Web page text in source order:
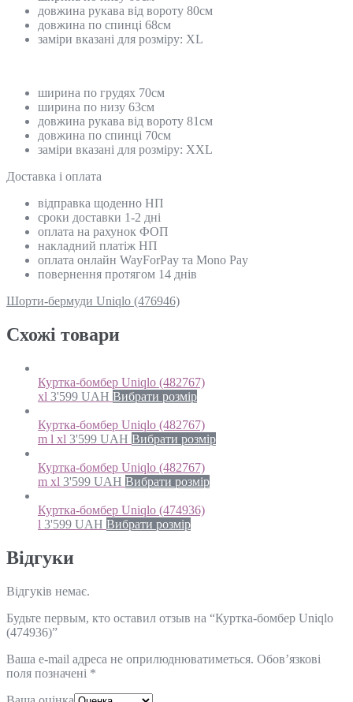
довжина рукава від вороту 80см
довжина по спинці 68см
заміри вказані для розміру: XL
ширина по грудях 70см
ширина по низу 63см
довжина рукава від вороту 81см
довжина по спинці 70см
заміри вказані для розміру: XXL
Доставка і оплата
відправка щоденно НП
сроки доставки 1-2 дні
оплата на рахунок ФОП
накладний платіж НП
оплата онлайн WayForPay та Mono Pay
повернення протягом 14 днів
Шорти-бермуди Uniqlo (476946)
Схожi товари
Куртка-бомбер Uniqlo (482767)
xl 3'599 UAH Вибрати розмір
Куртка-бомбер Uniqlo (482767)
m l xl 3'599 UAH Вибрати розмір
Куртка-бомбер Uniqlo (482767)
m xl 3'599 UAH Вибрати розмір
Куртка-бомбер Uniqlo (474936)
l 3'599 UAH Вибрати розмір
Відгуки
Відгуків немає.
Будьте первым, кто оставил отзыв на “Куртка-бомбер Uniqlo
(474936)”
Ваша e-mail адреса не оприлюднюватиметься. Обов’язкові
поля позначені *